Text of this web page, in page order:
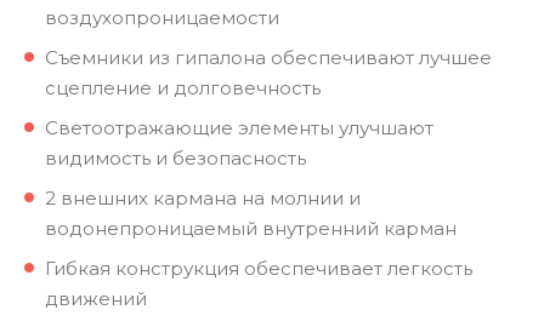
воздухопроницаемости
Съемники из гипалона обеспечивают лучшее
сцепление и долговечность
Светоотражающие элементы улучшают
видимость и безопасность
2 внешних кармана на молнии и
водонепроницаемый внутренний карман
Гибкая конструкция обеспечивает легкость
движений